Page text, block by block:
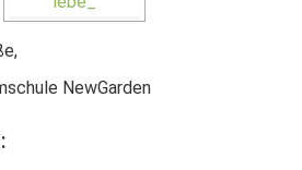
NewGarden